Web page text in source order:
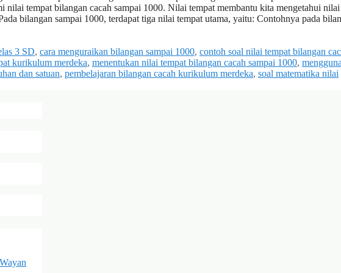
nilai tempat bilangan cacah sampai 1000. Nilai tempat membantu kita mengetahui nilai
bilangan sampai 1000, terdapat tiga nilai tempat utama, yaitu: Contohnya pada
3 SD, cara menguraikan bilangan sampai 1000, contoh soal nilai tempat bilangan
kurikulum merdeka, menentukan nilai tempat bilangan cacah sampai 1000,
dan satuan, pembelajaran bilangan cacah kurikulum merdeka, soal matematika nilai